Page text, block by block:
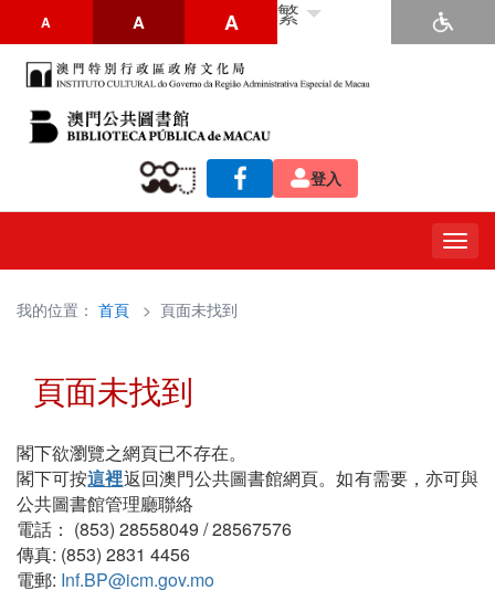
A A A 繁
登入
我的位置： 首頁 > 頁面未找到
頁面未找到
閣下欲瀏覽之網頁已不存在。
閣下可按這裡返回澳門公共圖書館網頁。如有需要，亦可與
公共圖書館管理廳聯絡
電話： (853) 28558049 / 28567576
傳真: (853) 2831 4456
電郵: Inf.BP@icm.gov.mo